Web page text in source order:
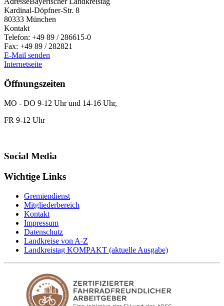
Kardinal-Döpfner-Str. 8
80333 München
Kontakt
Telefon: +49 89 / 286615-0
Fax: +49 89 / 282821
E-Mail senden
Internetseite
Öffnungszeiten
MO - DO 9-12 Uhr und 14-16 Uhr,
FR 9-12 Uhr
Social Media
Wichtige Links
Gremiendienst
Mitgliederbereich
Kontakt
Impressum
Datenschutz
Landkreise von A-Z
Landkreistag KOMPAKT (aktuelle Ausgabe)